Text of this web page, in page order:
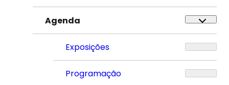
Agenda
Exposições
Programação